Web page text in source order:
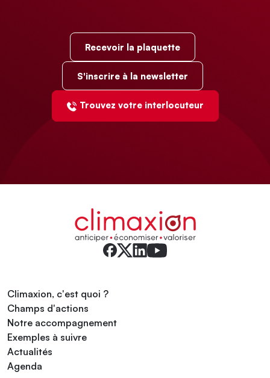
Recevoir la plaquette
S'inscrire à la newsletter
Trouvez votre interlocuteur
Climaxion, c'est quoi ?
Champs d'actions
Notre accompagnement
Exemples à suivre
Actualités
Agenda